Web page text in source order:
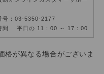
号：03-5350-2177
間 平日の 11：00 ～ 17：00
格が異なる場合がございま